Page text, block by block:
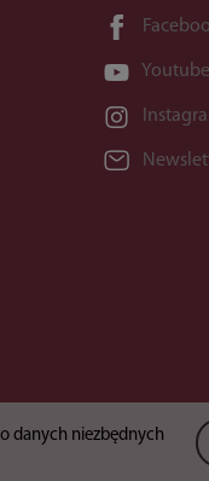
Youtube
danych niezbędnych